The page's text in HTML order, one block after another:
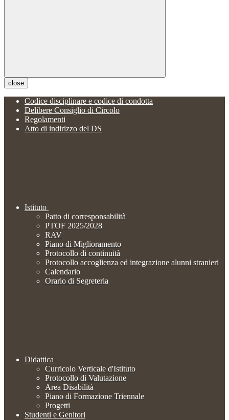
close
Codice disciplinare e codice di condotta
Delibere Consiglio di Circolo
Regolamenti
Atto di indirizzo del DS
Istituto
Patto di corresponsabilità
PTOF 2025/2028
RAV
Piano di Miglioramento
Protocollo di continuità
Protocollo accoglienza ed integrazione alunni stranieri
Calendario
Orario di Segreteria
Didattica
Curricolo Verticale d'Istituto
Protocollo di Valutazione
Area Disabilità
Piano di Formazione Triennale
Progetti
Studenti e Genitori